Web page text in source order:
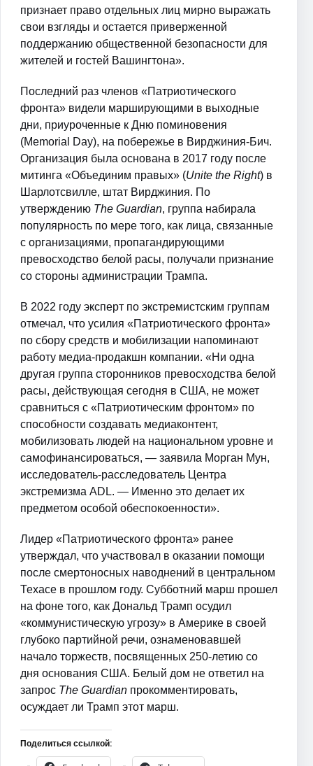
признает право отдельных лиц мирно выражать
свои взгляды и остается приверженной
поддержанию общественной безопасности для
жителей и гостей Вашингтона».
Последний раз членов «Патриотического
фронта» видели марширующими в выходные
дни, приуроченные к Дню поминовения
(Memorial Day), на побережье в Вирджиния-Бич.
Организация была основана в 2017 году после
митинга «Объединим правых» (Unite the Right) в
Шарлотсвилле, штат Вирджиния. По
утверждению The Guardian, группа набирала
популярность по мере того, как лица, связанные
с организациями, пропагандирующими
превосходство белой расы, получали признание
со стороны администрации Трампа.
В 2022 году эксперт по экстремистским группам
отмечал, что усилия «Патриотического фронта»
по сбору средств и мобилизации напоминают
работу медиа-продакшн компании. «Ни одна
другая группа сторонников превосходства белой
расы, действующая сегодня в США, не может
сравниться с «Патриотическим фронтом» по
способности создавать медиаконтент,
мобилизовать людей на национальном уровне и
самофинансироваться, — заявила Морган Мун,
исследователь-расследователь Центра
экстремизма ADL. — Именно это делает их
предметом особой обеспокоенности».
Лидер «Патриотического фронта» ранее
утверждал, что участвовал в оказании помощи
после смертоносных наводнений в центральном
Техасе в прошлом году. Субботний марш прошел
на фоне того, как Дональд Трамп осудил
«коммунистическую угрозу» в Америке в своей
глубоко партийной речи, ознаменовавшей
начало торжеств, посвященных 250-летию со
дня основания США. Белый дом не ответил на
запрос The Guardian прокомментировать,
осуждает ли Трамп этот марш.
Поделиться ссылкой: